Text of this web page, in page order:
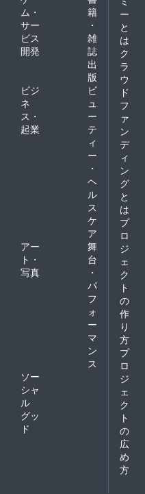
ム・
サー
ビス
開発
籍
・
雑
誌
出
版
ビジ
ネ
ス・
起業
ビ
ュ
ー
テ
ィ
ー
・
ヘ
ル
ス
ケ
ア
アー
ト・
写真
舞
台
・
パ
フ
ォ
ー
マ
ン
ス
ソー
シャ
ル
グッ
ド
ー
と
は
ク
ラ
ウ
ド
フ
ァ
ン
デ
ィ
ン
グ
と
は
プ
ロ
ジ
ェ
ク
ト
の
作
り
方
プ
ロ
ジ
ェ
ク
ト
の
広
め
方